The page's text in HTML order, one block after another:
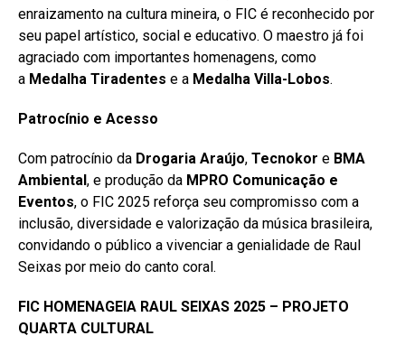
enraizamento na cultura mineira, o FIC é reconhecido por
seu papel artístico, social e educativo. O maestro já foi
agraciado com importantes homenagens, como
a Medalha Tiradentes e a Medalha Villa-Lobos.
Patrocínio e Acesso
Com patrocínio da Drogaria Araújo, Tecnokor e BMA
Ambiental , e produção da MPRO Comunicação e
Eventos, o FIC 2025 reforça seu compromisso com a
inclusão, diversidade e valorização da música brasileira,
convidando o público a vivenciar a genialidade de Raul
Seixas por meio do canto coral.
FIC HOMENAGEIA RAUL SEIXAS 2025 – PROJETO
QUARTA CULTURAL